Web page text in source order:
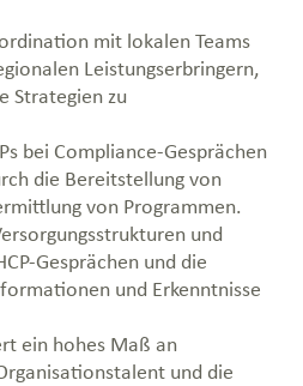
mit lokalen Teams
Leistungserbringern,
Strategien zu
bei Compliance-Gesprächen
die Bereitstellung von
von Programmen.
und
Gesprächen und die
und Erkenntnisse
ein hohes Maß an
und die